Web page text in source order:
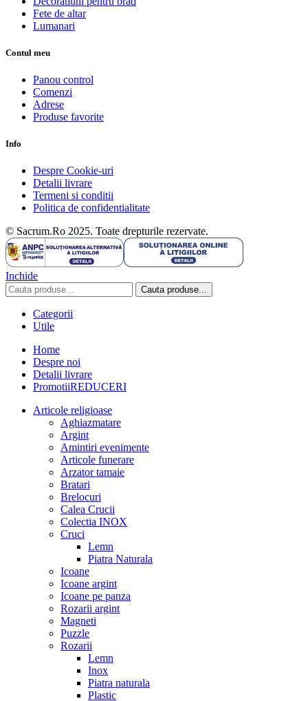
Fete de altar
Lumanari
Contul meu
Panou control
Comenzi
Adrese
Produse favorite
Info
Despre Cookie-uri
Detalii livrare
Termeni si conditii
Politica de confidentialitate
© Sacrum.Ro 2025. Toate drepturile rezervate.
Inchide
Cauta produse...
Categorii
Utile
Home
Despre noi
Detalii livrare
PromotiiREDUCERI
Articole religioase
Aghiazmatare
Argint
Amintiri evenimente
Articole funerare
Arzator tamaie
Bratari
Brelocuri
Calea Crucii
Colectia INOX
Cruci
Lemn
Piatra Naturala
Icoane
Icoane argint
Icoane pe panza
Rozarii argint
Magneti
Puzzle
Rozarii
Lemn
Inox
Piatra naturala
Plastic